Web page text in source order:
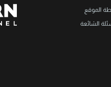
الموقع
الشائعة